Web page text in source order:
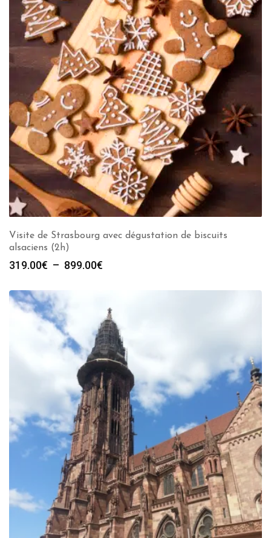
Visite de Strasbourg avec dégustation de biscuits
alsaciens (2h)
319.00€ – 899.00€
319.00€
à
899.00€